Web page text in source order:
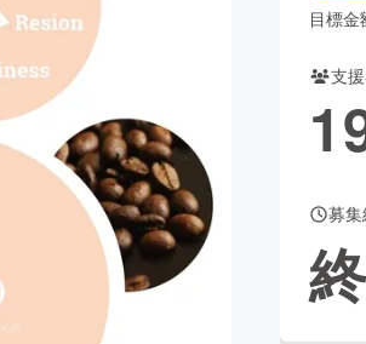
ビューティー・ヘル
for Social GoodCAMPFIRE Creation
ふるさと納税 machi-yaコミュニティ
目標
支
募集